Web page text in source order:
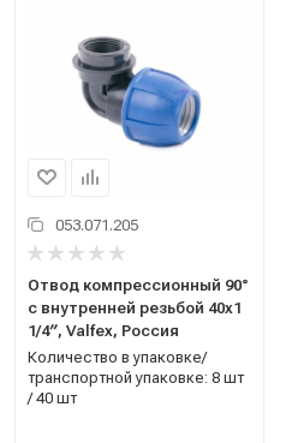
053.071.205
Отвод компрессионный 90°
с внутренней резьбой 40x1
1/4′′, Valfex, Россия
Количество в упаковке/
транспортной упаковке: 8 шт
/ 40 шт